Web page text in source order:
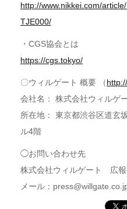
http://www.nikkei.com/
TJE000/
・CGS協会とは
https://cgs.tokyo/
〇ウィルゲート 概要 （
会社名： 株式会社ウィルゲ
所在地： 東京都渋谷区道玄
ル4階
◯お問い合わせ先
株式会社ウィルゲート 広報
メール：